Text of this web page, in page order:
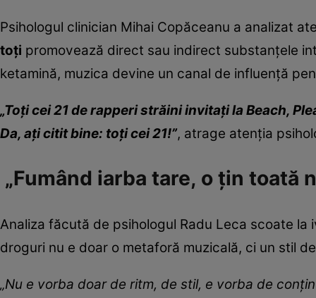
Psihologul clinician Mihai Copăceanu a analizat
toți promovează direct sau indirect substanțele
ketamină, muzica devine un canal de influență
„Toți cei 21 de rapperi străini invitați la Beach,
Da, ați citit bine: toți cei 21!”, atrage atenția
„Fumând iarba tare, o țin toată
Analiza făcută de psihologul Radu Leca scoate
droguri nu e doar o metaforă muzicală, ci un stil
„Nu e vorba doar de ritm, de stil, e vorba de